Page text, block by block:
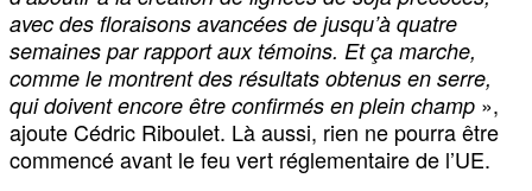
avec des floraisons avancées de jusqu’à quatre
semaines par rapport aux témoins. Et ça marche,
comme le montrent des résultats obtenus en serre,
qui doivent encore être confirmés en plein champ »,
ajoute Cédric Riboulet. Là aussi, rien ne pourra être
commencé avant le feu vert réglementaire de l’UE.